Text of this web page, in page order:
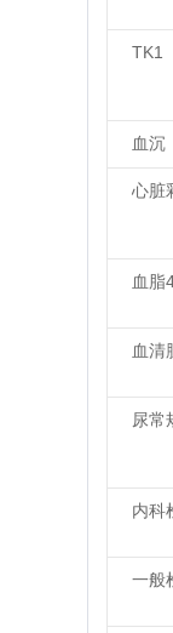
TK1
血沉
心脏
血脂
血清
尿常
内科
一般